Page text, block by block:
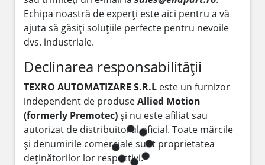
Echipa noastră de experți este aici pentru a vă
ajuta să găsiți soluțiile perfecte pentru nevoile
dvs. industriale.
Declinarea responsabilității
TEXRO AUTOMATIZARE S.R.L este un furnizor
independent de produseAllied Motion
(formerly Premotec)și nu este afiliat sau
autorizat de distribuitorul oficial. Toate mărcile
și denumirile comerciale sunt proprietatea
deținătorilor lor respectivi.